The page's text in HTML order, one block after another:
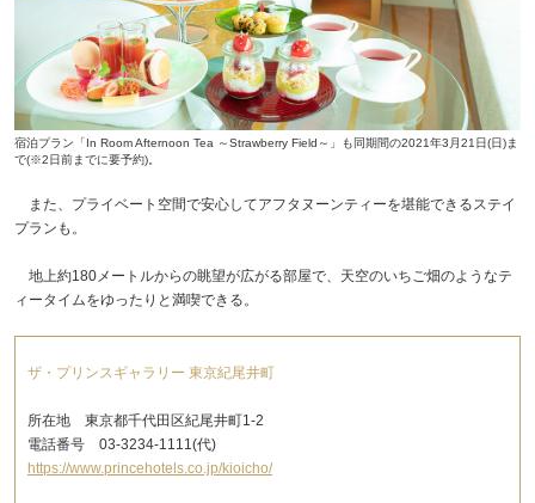
宿泊プラン「In Room Afternoon Tea ～Strawberry Field～」も同期間の2021年3月21日(日)ま
で(※2日前までに要予約)。
また、プライベート空間で安心してアフタヌーンティーを堪能できるステイ
プランも。
地上約180メートルからの眺望が広がる部屋で、天空のいちご畑のようなテ
ィータイムをゆったりと満喫できる。
ザ・プリンスギャラリー 東京紀尾井町
所在地 東京都千代田区紀尾井町1-2
電話番号 03-3234-1111(代)
https://www.princehotels.co.jp/kioicho/